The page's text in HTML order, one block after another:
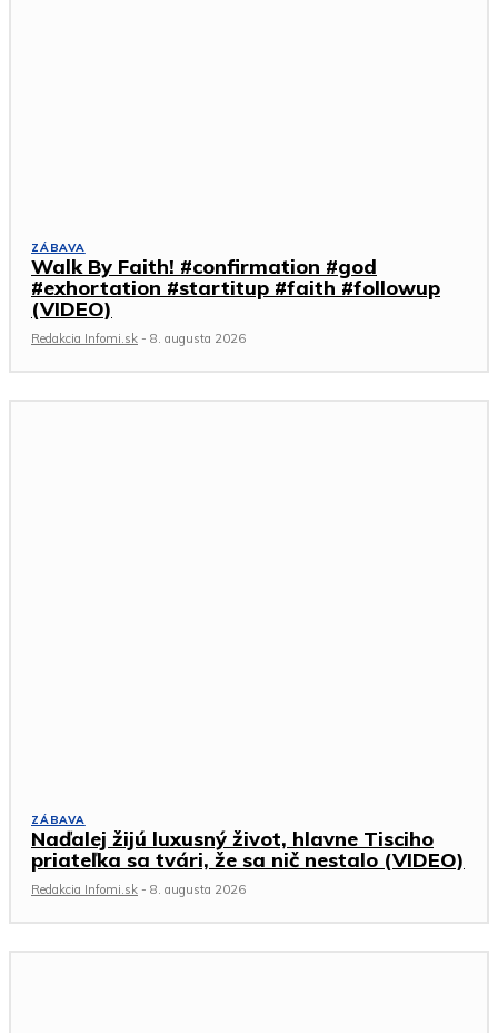
ZÁBAVA
Walk By Faith! #confirmation #god
#exhortation #startitup #faith #followup
(VIDEO)
Redakcia Infomi.sk - 8. augusta 2026
ZÁBAVA
Naďalej žijú luxusný život, hlavne Tisciho
priateľka sa tvári, že sa nič nestalo (VIDEO)
Redakcia Infomi.sk - 8. augusta 2026